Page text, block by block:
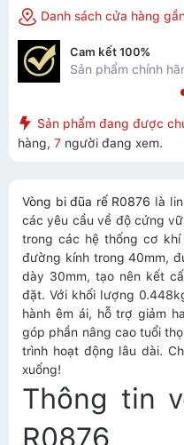
Danh sách cửa hàng
Cam kết 100%
Sản phẩm chính
Sản phẩm đang được
hàng, 7 người đang xem.
Vòng bi đũa rế R0876 là
các yêu cầu về độ cứng
trong các hệ thống cơ
đường kính trong 40mm,
dày 30mm, tạo nên kết
đặt. Với khối lượng
hành êm ái, hỗ trợ giảm
góp phần nâng cao tuổi
trình hoạt động lâu dài.
xuống!
Thông tin
R0876